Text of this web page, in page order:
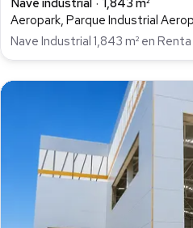
Aeropark, Parque Industrial
Nave Industrial 1,843 m² en